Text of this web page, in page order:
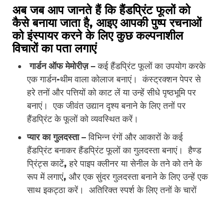
अब जब आप जानते हैं कि हैंडप्रिंट फूलों को
कैसे बनाया जाता है, आइए आपकी पुष्प रचनाओं
को इंस्पायर करने के लिए कुछ कल्पनाशील
विचारों का पता लगाएं
गार्डन ऑफ मेमोरीज़– कई हैंडप्रिंट फूलों का उपयोग करके
एक गार्डन-थीम वाला कोलाज बनाएं। कंस्ट्रक्शन पेपर से
हरे तनों और पत्तियों को काट लें या उन्हें सीधे पृष्ठभूमि पर
बनाएं। एक जीवंत उद्यान दृश्य बनाने के लिए तनों पर
हैंडप्रिंट के फूलों को व्यवस्थित करें।
प्यार का गुलदस्ता– विभिन्न रंगों और आकारों के कई
हैंडप्रिंट बनाकर हैंडप्रिंट फूलों का गुलदस्ता बनाएं। हैण्ड
प्रिंट्स काटें, हरे पाइप क्लीनर या सेनील के तने को तने के
रूप में लगाएं, और एक सुंदर गुलदस्ता बनाने के लिए उन्हें एक
साथ इकट्ठा करें। अतिरिक्त स्पर्श के लिए तनों के चारों